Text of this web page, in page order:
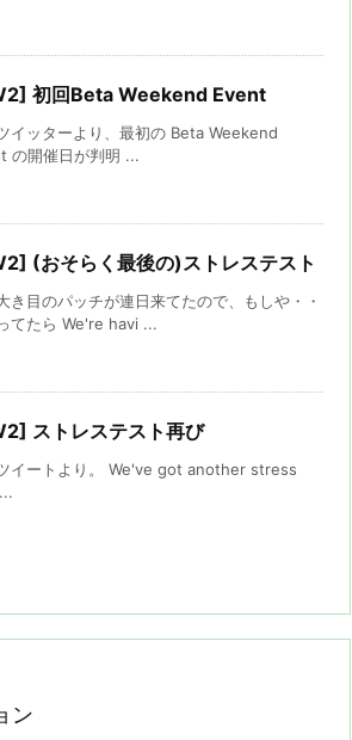
初回Beta Weekend Event
イッターより、最初の Beta Weekend
の開催日が判明 ...
(おそらく最後の)ストレステスト
き目のパッチが連日来てたので、もしや・・
てたら We're havi ...
ストレステスト再び
イートより。 We've got another stress
ン